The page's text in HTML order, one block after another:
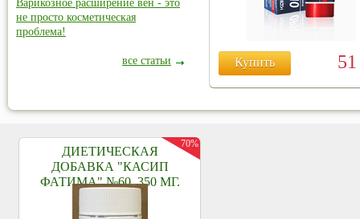
Купить
Варикозное расширение вен - это
не просто косметическая
проблема!
все статьи
ДИЕТИЧЕСКАЯ
ДОБАВКА "КАСИП
ФАТИМА" №60, 350 МГ.
70%